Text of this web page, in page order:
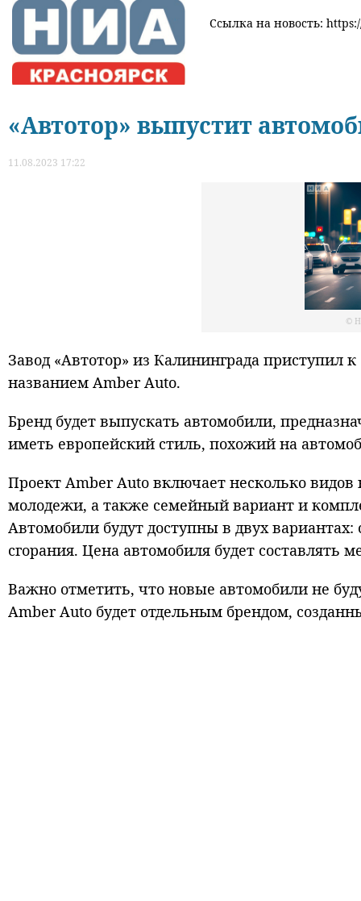
Ссылка на новость:
«Автотор» выпустит
11.08.2023 17:22
©
Завод «Автотор» из Калининграда приступил
названием Amber Auto.
Бренд будет выпускать автомобили,
иметь европейский стиль, похожий на
Проект Amber Auto включает несколько
молодежи, а также семейный вариант и
Автомобили будут доступны в двух
сгорания. Цена автомобиля будет составлять
Важно отметить, что новые автомобили не
Amber Auto будет отдельным брендом,